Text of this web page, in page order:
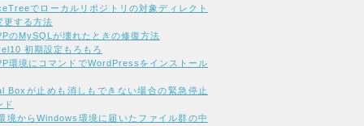
でローカルリポジトリの対象ディレクト
更する方法
のMySQLが壊れたときの修復方法
初期設定もろもろ
環境にコマンドでWordPressをインストール
Boxが止めも消しもできない場合の緊急停止
ド
境からWindows環境に届いたファイル群の中